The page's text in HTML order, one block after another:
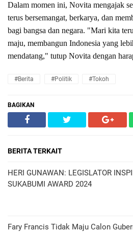
Dalam momen ini, Novita mengajak
terus bersemangat, berkarya, dan
bagi bangsa dan negara. "Mari kita
maju, membangun Indonesia yang
mendatang," tutup Novita dengan
#Berita #Politik #Tokoh
BAGIKAN
BERITA TERKAIT
HERI GUNAWAN: LEGISLATOR
SUKABUMI AWARD 2024
Fary Francis Tidak Maju Calon